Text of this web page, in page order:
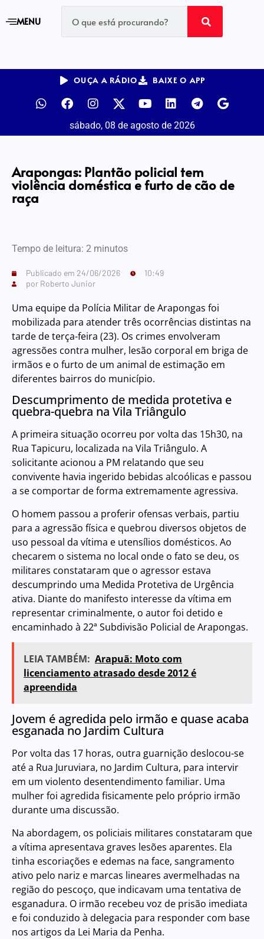
MENU
OUÇA A RÁDIO BAIXE O APP
sábado, 08 de agosto de 2026
Arapongas: Plantão policial tem
violência doméstica e furto de cão de
raça
Tempo de leitura: 2 minutos
Publicado em 24/06/2026
10:49
por Roberto Junior
Uma equipe da Polícia Militar de Arapongas foi
mobilizada para atender três ocorrências distintas na
tarde de terça-feira (23). Os crimes envolveram
agressões contra mulher, lesão corporal em briga de
irmãos e o furto de um animal de estimação em
diferentes bairros do município.
Descumprimento de medida protetiva e
quebra-quebra na Vila Triângulo
A primeira situação ocorreu por volta das 15h30, na
Rua Tapicuru, localizada na Vila Triângulo. A
solicitante acionou a PM relatando que seu
convivente havia ingerido bebidas alcoólicas e passou
a se comportar de forma extremamente agressiva.
O homem passou a proferir ofensas verbais, partiu
para a agressão física e quebrou diversos objetos de
uso pessoal da vítima e utensílios domésticos. Ao
checarem o sistema no local onde o fato se deu, os
militares constataram que o agressor estava
descumprindo uma Medida Protetiva de Urgência
ativa. Diante do manifesto interesse da vítima em
representar criminalmente, o autor foi detido e
encaminhado à 22ª Subdivisão Policial de Arapongas.
LEIA TAMBÉM: Arapuã: Moto com
licenciamento atrasado desde 2012 é
apreendida
Jovem é agredida pelo irmão e quase acaba
esganada no Jardim Cultura
Por volta das 17 horas, outra guarnição deslocou-se
até a Rua Juruviara, no Jardim Cultura, para intervir
em um violento desentendimento familiar. Uma
mulher foi agredida fisicamente pelo próprio irmão
durante uma discussão.
Na abordagem, os policiais militares constataram que
a vítima apresentava graves lesões aparentes. Ela
tinha escoriações e edemas na face, sangramento
ativo pelo nariz e marcas lineares avermelhadas na
região do pescoço, que indicavam uma tentativa de
esganadura. O irmão recebeu voz de prisão imediata
e foi conduzido à delegacia para responder com base
nos artigos da Lei Maria da Penha.